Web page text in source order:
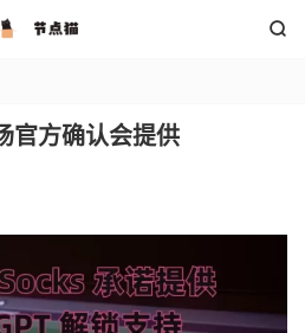

方确认会提供